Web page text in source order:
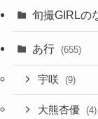
旬撮GIRLの
あ行 (655)
宇咲 (9)
大熊杏優 (4)